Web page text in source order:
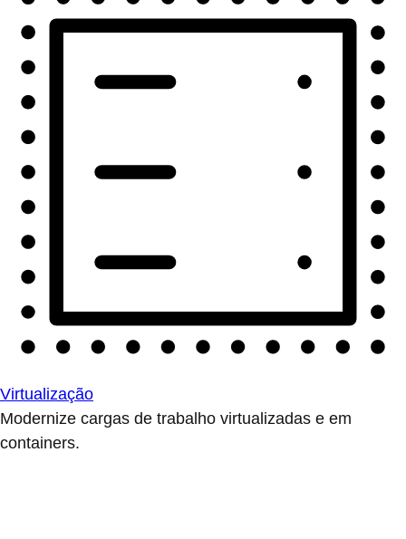
Virtualização
Modernize cargas de trabalho virtualizadas e em
containers.